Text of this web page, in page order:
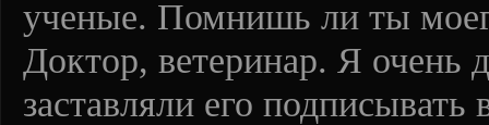
ученые. Помнишь ли ты
Доктор, ветеринар. Я очень
заставляли его